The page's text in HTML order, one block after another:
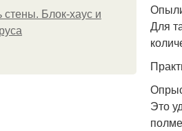
Блок-хаус и
Для
Это